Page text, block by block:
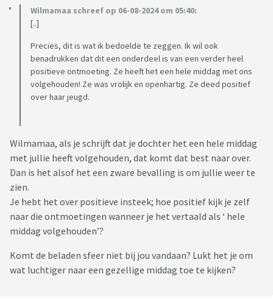
Wilmamaa schreef op 06-08-2024 om 05:40:
[..]
Precies, dit is wat ik bedoelde te zeggen. Ik wil ook
benadrukken dat dit een onderdeel is van een verder heel
positieve ontmoeting. Ze heeft het een hele middag met ons
volgehouden! Ze was vrolijk en openhartig. Ze deed positief
over haar jeugd.
Wilmamaa, als je schrijft dat je dochter het een hele middag
met jullie heeft volgehouden, dat komt dat best naar over.
Dan is het alsof het een zware bevalling is om jullie weer te
zien.
Je hebt het over positieve insteek; hoe positief kijk je zelf
naar die ontmoetingen wanneer je het vertaald als ‘ hele
middag volgehouden’?
Komt de beladen sfeer niet bij jou vandaan? Lukt het je om
wat luchtiger naar een gezellige middag toe te kijken?